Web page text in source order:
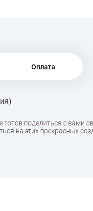
Оплата
поделиться с вами
на этих прекрасных